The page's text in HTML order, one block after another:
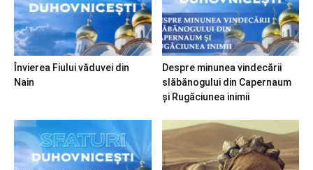
Învierea Fiului văduvei din
Nain
Despre minunea vindecării
slăbănogului din Capernaum
și Rugăciunea inimii